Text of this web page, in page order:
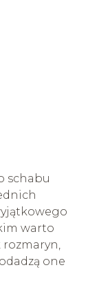
schabu
warto
rozmaryn,
one